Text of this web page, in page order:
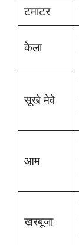
टमाटर
केला
सूखे मेवे
आम
खरबूजा